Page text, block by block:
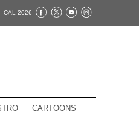
CAL 2026
CARTOONS